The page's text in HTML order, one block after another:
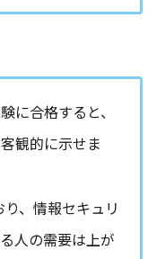
に合格すると、
観的に示せま
、情報セキュリ
人の需要は上が